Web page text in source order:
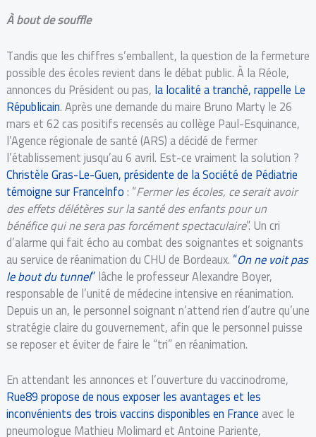
À bout de souffle
Tandis que les chiffres s’emballent, la question de la fermeture
possible des écoles revient dans le débat public. À la Réole,
annonces du Président ou pas, la localité a tranché, rappelle Le
Républicain. Après une demande du maire Bruno Marty le 26
mars et 62 cas positifs recensés au collège Paul-Esquinance,
l’Agence régionale de santé (ARS) a décidé de fermer
l’établissement jusqu’au 6 avril. Est-ce vraiment la solution ?
Christèle Gras-Le-Guen, présidente de la Société de Pédiatrie
témoigne sur FranceInfo: “Fermer les écoles, ce serait avoir
des effets délétères sur la santé des enfants pour un
bénéfice qui ne sera pas forcément spectaculaire”. Un cri
d’alarme qui fait écho au combat des soignantes et soignants
au service de réanimation du CHU de Bordeaux. “On ne voit pas
le bout du tunnel”lâche le professeur Alexandre Boyer,
responsable de l’unité de médecine intensive en réanimation.
Depuis un an, le personnel soignant n’attend rien d’autre qu’une
stratégie claire du gouvernement, afin que le personnel puisse
se reposer et éviter de faire le “tri” en réanimation.
En attendant les annonces et l’ouverture du vaccinodrome,
Rue89 propose de nous exposer les avantages et les
inconvénients des trois vaccins disponibles en Franceavec le
pneumologue Mathieu Molimard et Antoine Pariente,